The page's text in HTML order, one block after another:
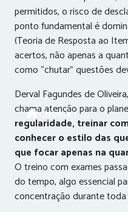
Home
permitidos, o risco de
ponto fundamental é
(Teoria de Resposta ao
acertos, não apenas a
como “chutar” questões
Derval Fagundes de
chama atenção para o
regularidade, treinar
conhecer o estilo das
que focar apenas na
O treino com exames
do tempo, algo essencial
concentração durante toda